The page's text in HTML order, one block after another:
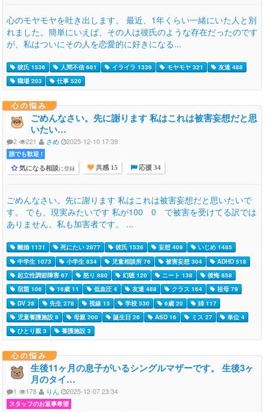
心のモヤモヤを吐き出します。 最近、1年くらい一緒にいた人と別
れました。簡単にいえば、その人は彼氏のような存在だったのです
が、私はついにその人を恋愛的に好きになる...
彼氏 1536 人間不信 681 イライラ 1339 モヤモヤ 321
友達 488
職場 203
仕事 520
心の悩み
ごめんなさい。先に謝ります 私はこれは被害妄想だと思
いたい…
2 221 さめ 2025-12-10 17:39
誰でも歓迎 !
気になる相談に登録 共感 15 応援 34
ごめんなさい。先に謝ります 私はこれは被害妄想だと思いたいで
す。 でも、現実みたいです 私が100 0 で被害を受けてる訳では
ありません。私も加害者です。 ...
離婚 1131 死にたい 2877 彼氏 1536 妄想 409
いじめ 1485
中学生 1073
小学生 834 児童相談所 76 被害妄想 304
ADHD 518
起立性調節障害 67
怒り 880 幻聴 120 ニート 138
後悔 858
宿題 106
16歳 11 低血圧 4 友達 488 クラス 164
祖母 79
DV 28
先生 278 視線 15 学校 530 6歳 20
姉 117
児童養護施設 8
母親 200 誕生日 26 ASD 16 ミス 27
単位 4
ひとり親 3
養護施設 3
心の悩み
生後11ヶ月の息子がいるシングルマザーです。 生後3ヶ
月のタイ…
1 178 りん 2025-12-07 23:34
スタッフのお返事希望